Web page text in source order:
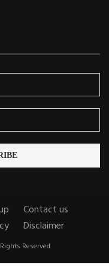
Contact us
Disclaimer
Reserved.